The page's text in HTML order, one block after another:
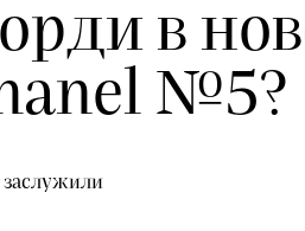
в
№5?
заслужили